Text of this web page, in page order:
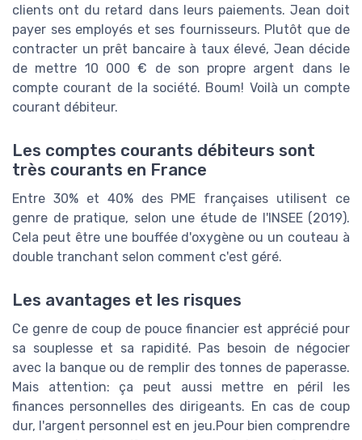
clients ont du retard dans leurs paiements. Jean doit
payer ses employés et ses fournisseurs. Plutôt que de
contracter un prêt bancaire à taux élevé, Jean décide
de mettre 10 000 € de son propre argent dans le
compte courant de la société. Boum! Voilà un compte
courant débiteur.
Les comptes courants débiteurs sont
très courants en France
Entre 30% et 40% des PME françaises utilisent ce
genre de pratique, selon une étude de l'INSEE (2019).
Cela peut être une bouffée d'oxygène ou un couteau à
double tranchant selon comment c'est géré.
Les avantages et les risques
Ce genre de coup de pouce financier est apprécié pour
sa souplesse et sa rapidité. Pas besoin de négocier
avec la banque ou de remplir des tonnes de paperasse.
Mais attention: ça peut aussi mettre en péril les
finances personnelles des dirigeants. En cas de coup
dur, l'argent personnel est en jeu.Pour bien comprendre